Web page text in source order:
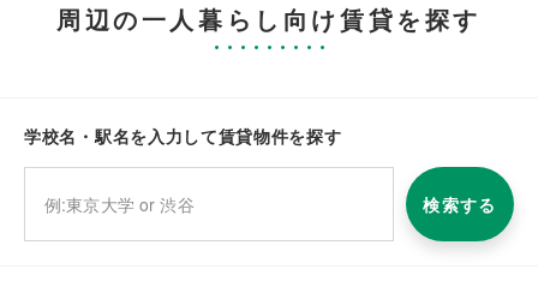
周辺の一人暮らし向け賃貸を探す
学校名・駅名を入力して賃貸物件を探す
検索する